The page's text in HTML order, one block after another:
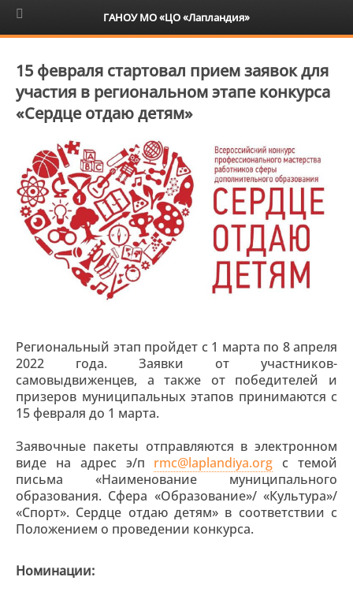
6+
15 февраля стартовал прием заявок для
участия в региональном этапе конкурса
«Сердце отдаю детям»
Региональный этап пройдет с 1 марта по 8 апреля
2022 года. Заявки от участников-
самовыдвиженцев, а также от победителей и
призеров муниципальных этапов принимаются с
15 февраля до 1 марта.
Заявочные пакеты отправляются в электронном
виде на адрес э/п rmc@laplandiya.org с темой
письма «Наименование муниципального
образования. Сфера «Образование»/ «Культура»/
«Спорт». Сердце отдаю детям» в соответствии с
Положением о проведении конкурса.
Номинации:
ГАНОУ МО «ЦО «Лапландия»